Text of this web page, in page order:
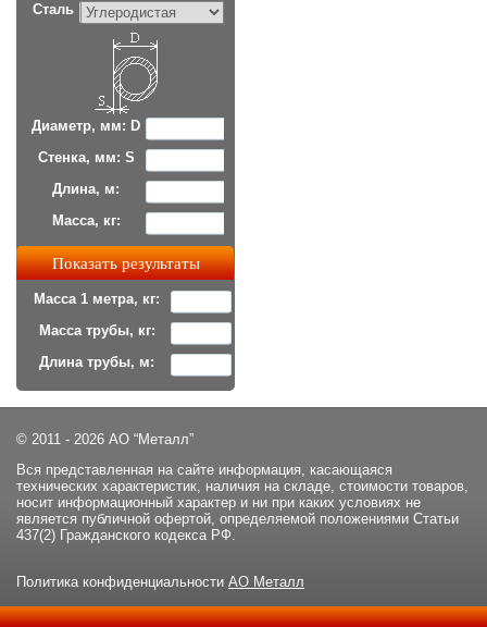
Сталь
Диаметр, мм: D
Стенка, мм: S
Длина, м:
Масса, кг:
Масса 1 метра, кг:
Масса трубы, кг:
Длина трубы, м:
© 2011 - 2026 АО “Металл”
Вся представленная на сайте информация, касающаяся
технических характеристик, наличия на складе, стоимости товаров,
носит информационный характер и ни при каких условиях не
является публичной офертой, определяемой положениями Статьи
437(2) Гражданского кодекса РФ.
Политика конфиденциальности АО Металл